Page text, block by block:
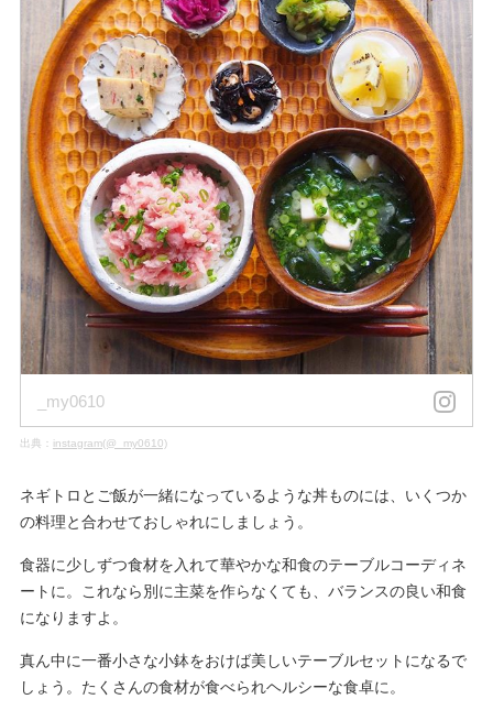
_my0610
出典： instagram(@_my0610)
ネギトロとご飯が一緒になっているような丼ものには、いくつか
の料理と合わせておしゃれにしましょう。
食器に少しずつ食材を入れて華やかな和食のテーブルコーディネ
ートに。これなら別に主菜を作らなくても、バランスの良い和食
になりますよ。
真ん中に一番小さな小鉢をおけば美しいテーブルセットになるで
しょう。たくさんの食材が食べられヘルシーな食卓に。